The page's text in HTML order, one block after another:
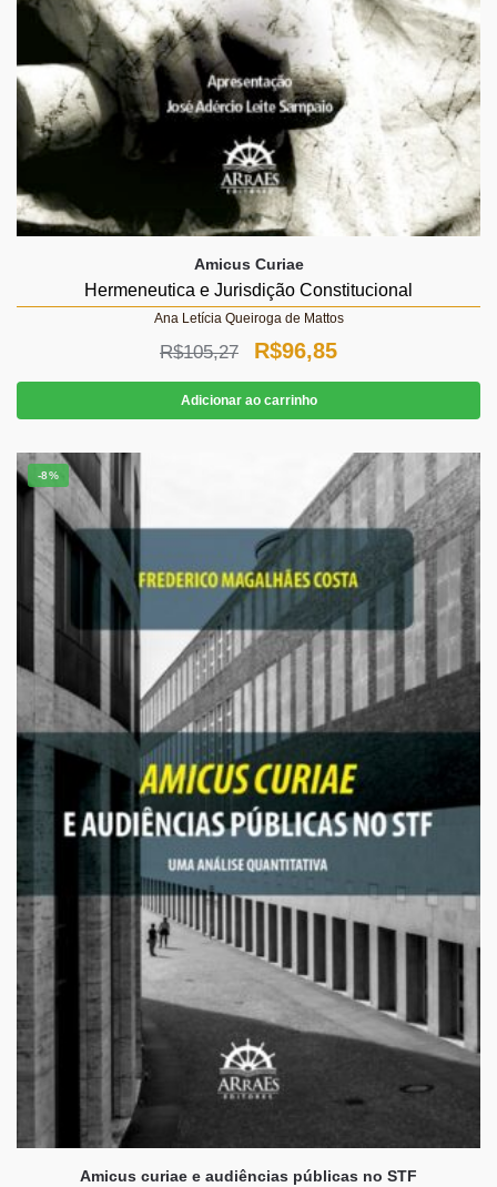
Amicus Curiae
Hermeneutica e Jurisdição Constitucional
Ana Letícia Queiroga de Mattos
R$105,27
O
preço
original
R$105,27.
R$96,85O
preço
atual
é:
R$96,85.
Adicionar ao carrinho
-8%
Amicus curiae e audiências públicas no STF